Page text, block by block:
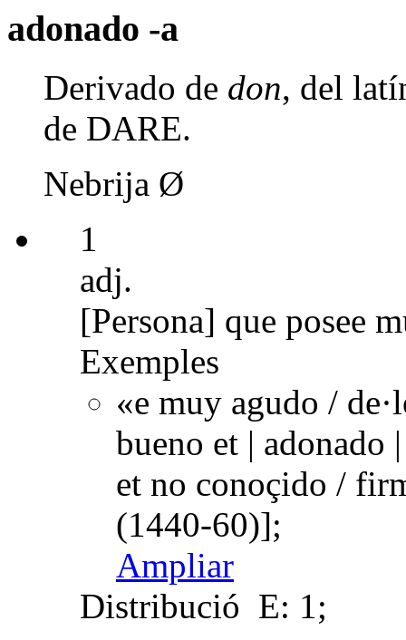
adonado -a
Derivado de don, del
de DARE.
Nebrija Ø
1
adj.
[Persona] que posee
Exemples
«e muy agudo /
bueno et |
et no conoçido /
(1440-60)];
Ampliar
Distribució E: 1;